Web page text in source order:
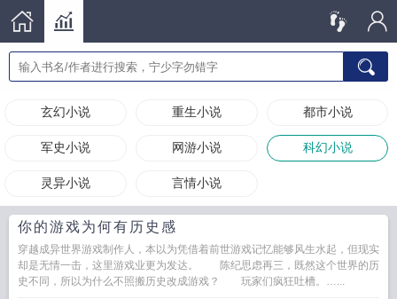
玄幻小说 重生小说 都市小说
军史小说 网游小说 科幻小说
灵异小说 言情小说
你的游戏为何有历史感
穿越成异世界游戏制作人，本以为凭借着前世游戏记忆能够风生水起，但现实
却是无情一击，这里游戏业更为发达。 陈纪思虑再三，既然这个世界的历
史不同，所以为什么不照搬历史改成游戏？ 玩家们疯狂吐槽。…...